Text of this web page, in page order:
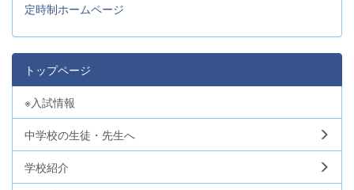
定時制ホームページ
トップページ
※入試情報
中学校の生徒・先生へ
学校紹介